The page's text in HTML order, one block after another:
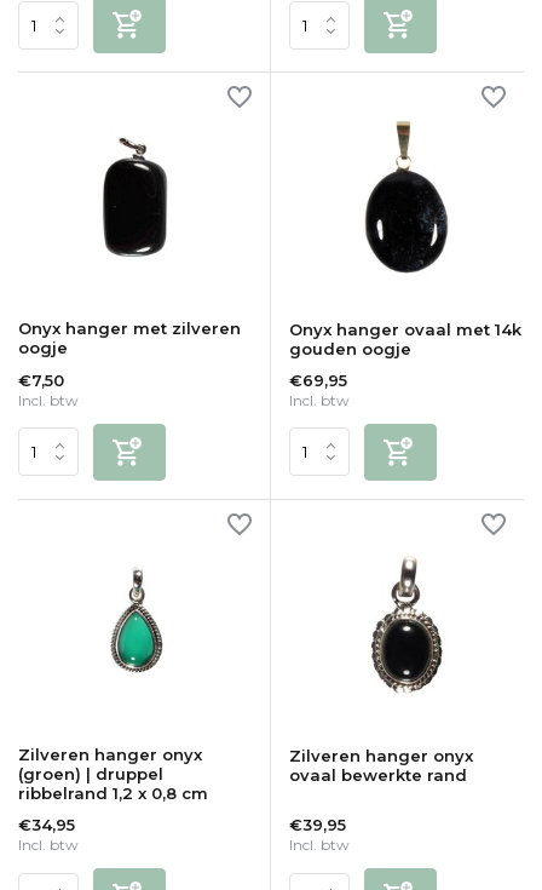
Onyx hanger met zilveren
oogje
€7,50
Incl. btw
Onyx hanger ovaal met 14k
gouden oogje
€69,95
Incl. btw
Zilveren hanger onyx
(groen) | druppel
ribbelrand 1,2 x 0,8 cm
€34,95
Incl. btw
Zilveren hanger onyx
ovaal bewerkte rand
€39,95
Incl. btw